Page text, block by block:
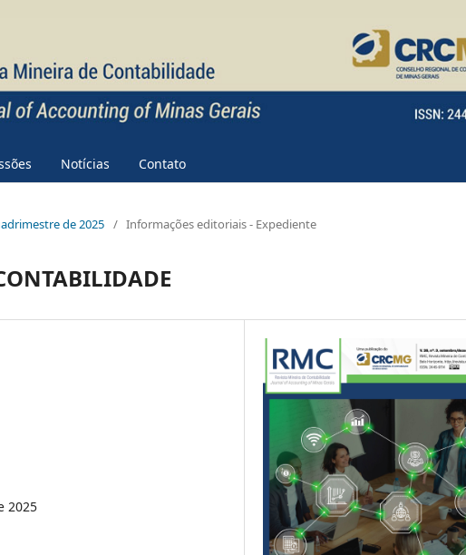
Notícias Contato
de 2025 / Informações editoriais - Expediente
2025